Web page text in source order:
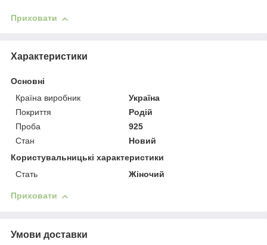
Приховати
Характеристики
Основні
Країна виробник
Україна
Покриття
Родій
Проба
925
Стан
Новий
Користувальницькі характеристики
Стать
Жіночий
Приховати
Умови доставки